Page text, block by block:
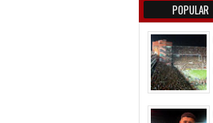
POPULAR